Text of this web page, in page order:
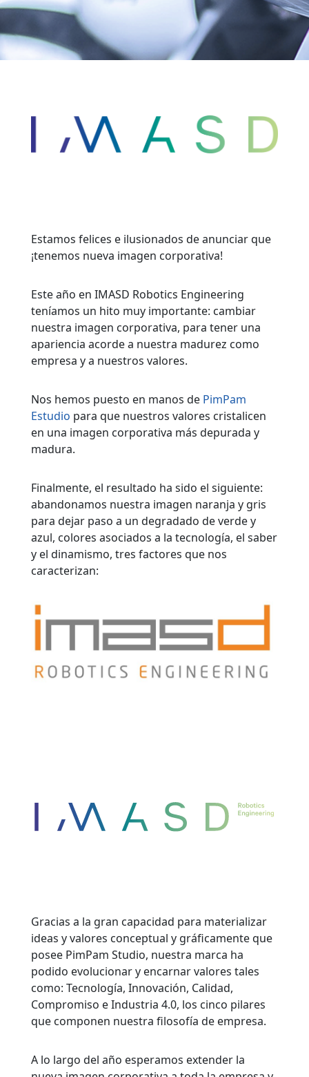
Estamos felices e ilusionados de anunciar que
¡tenemos nueva imagen corporativa!
Este año en IMASD Robotics Engineering
teníamos un hito muy importante: cambiar
nuestra imagen corporativa, para tener una
apariencia acorde a nuestra madurez como
empresa y a nuestros valores.
Nos hemos puesto en manos de PimPam
Estudio para que nuestros valores cristalicen
en una imagen corporativa más depurada y
madura.
Finalmente, el resultado ha sido el siguiente:
abandonamos nuestra imagen naranja y gris
para dejar paso a un degradado de verde y
azul, colores asociados a la tecnología, el saber
y el dinamismo, tres factores que nos
caracterizan:
Gracias a la gran capacidad para materializar
ideas y valores conceptual y gráficamente que
posee PimPam Studio, nuestra marca ha
podido evolucionar y encarnar valores tales
como: Tecnología, Innovación, Calidad,
Compromiso e Industria 4.0, los cinco pilares
que componen nuestra filosofía de empresa.
A lo largo del año esperamos extender la